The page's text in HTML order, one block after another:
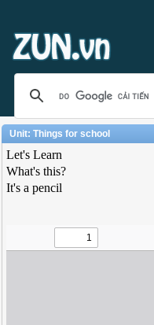
Unit: Things for school
Let's Learn
What's this?
It's a pencil